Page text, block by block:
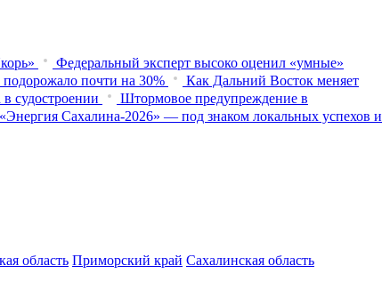
Федеральный эксперт высоко оценил «умные»
почти на 30%
Как Дальний Восток меняет
судостроении
Штормовое предупреждение в
«Энергия Сахалина-2026» — под знаком локальных успехов и
область Приморский край Сахалинская область